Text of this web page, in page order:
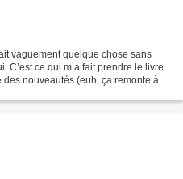
vaguement quelque chose sans
C’est ce qui m’a fait prendre le livre
des nouveautés (euh, ça remonte à